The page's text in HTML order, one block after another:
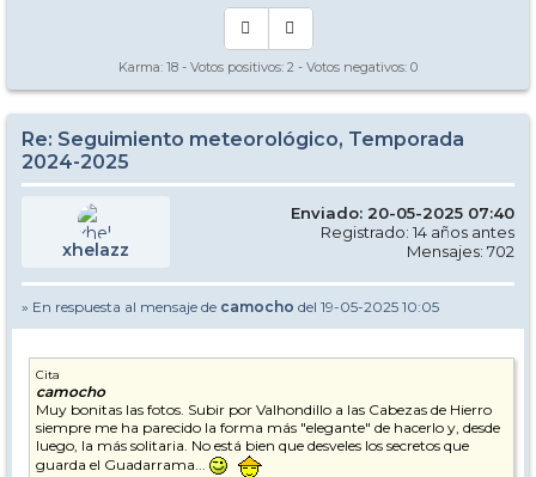
Karma: 18 - Votos positivos: 2 - Votos negativos: 0
Re: Seguimiento meteorológico, Temporada
2024-2025
xhelazz
Enviado: 20-05-2025 07:40
Registrado: 14 años antes
Mensajes: 702
» En respuesta al mensaje de camocho del 19-05-2025 10:05
Cita
camocho
Muy bonitas las fotos. Subir por Valhondillo a las Cabezas de Hierro
siempre me ha parecido la forma más "elegante" de hacerlo y, desde
luego, la más solitaria. No está bien que desveles los secretos que
guarda el Guadarrama...